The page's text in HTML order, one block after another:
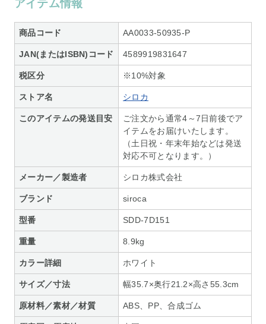
アイテム情報
商品コード AA0033-50935-P
JAN(またはISBN)コード 4589919831647
税区分 ※10%対象
ストア名 シロカ
このアイテムの発送目安
ご注文から通常4～7日前後でア
イテムをお届けいたします。
（土日祝・年末年始などは発送
対応不可となります。）
メーカー／製造者 シロカ株式会社
ブランド siroca
型番 SDD-7D151
重量 8.9kg
カラー詳細 ホワイト
サイズ／寸法 幅35.7×奥行21.2×高さ55.3cm
原材料／素材／材質 ABS、PP、合成ゴム